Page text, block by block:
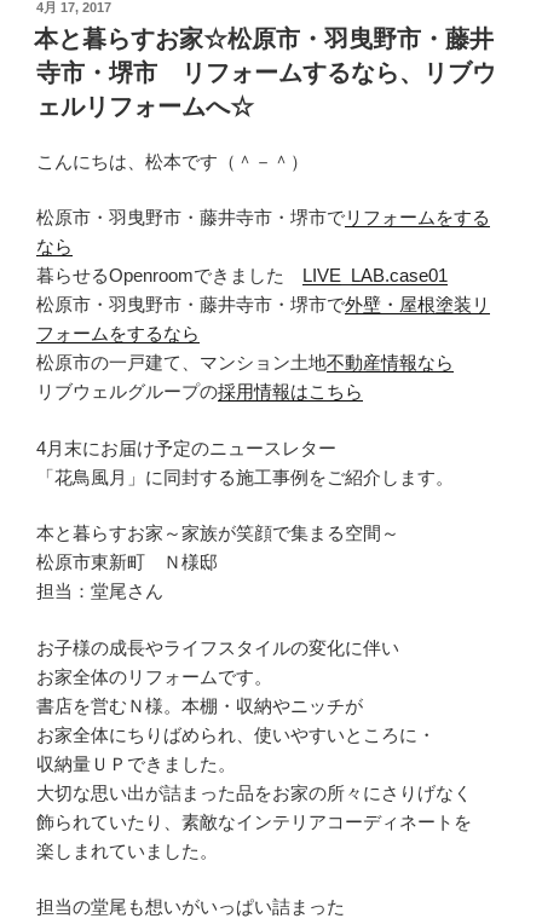
投
稿
日:
4月 17, 2017
本と暮らすお家☆松原市・羽曳野市・藤井
寺市・堺市 リフォームするなら、リブウ
ェルリフォームへ☆
こんにちは、松本です（＾－＾）
松原市・羽曳野市・藤井寺市・堺市でリフォームをする
なら
暮らせるOpenroomできました LIVE_LAB.case01
松原市・羽曳野市・藤井寺市・堺市で外壁・屋根塗装リ
フォームをするなら
松原市の一戸建て、マンション土地不動産情報なら
リブウェルグループの採用情報はこちら
4月末にお届け予定のニュースレター
「花鳥風月」に同封する施工事例をご紹介します。
本と暮らすお家～家族が笑顔で集まる空間～
松原市東新町 Ｎ様邸
担当：堂尾さん
お子様の成長やライフスタイルの変化に伴い
お家全体のリフォームです。
書店を営むＮ様。本棚・収納やニッチが
お家全体にちりばめられ、使いやすいところに・
収納量ＵＰできました。
大切な思い出が詰まった品をお家の所々にさりげなく
飾られていたり、素敵なインテリアコーディネートを
楽しまれていました。
担当の堂尾も想いがいっぱい詰まった